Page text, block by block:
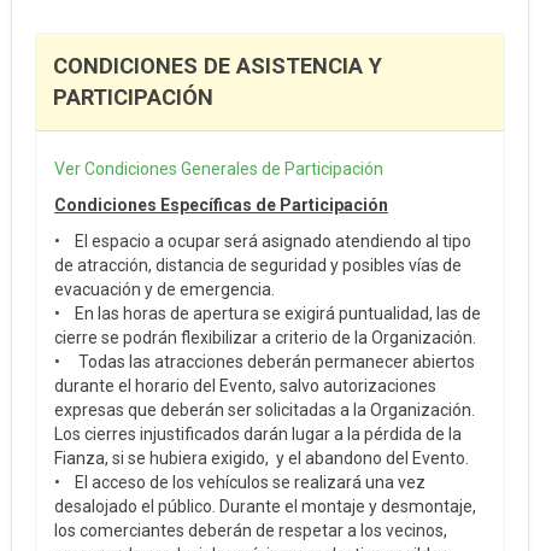
CONDICIONES DE ASISTENCIA Y
PARTICIPACIÓN
Ver Condiciones Generales de Participación
Condiciones Específicas de Participación
• El espacio a ocupar será asignado atendiendo al tipo
de atracción, distancia de seguridad y posibles vías de
evacuación y de emergencia.
• En las horas de apertura se exigirá puntualidad, las de
cierre se podrán flexibilizar a criterio de la Organización.
• Todas las atracciones deberán permanecer abiertos
durante el horario del Evento, salvo autorizaciones
expresas que deberán ser solicitadas a la Organización.
Los cierres injustificados darán lugar a la pérdida de la
Fianza, si se hubiera exigido, y el abandono del Evento.
• El acceso de los vehículos se realizará una vez
desalojado el público. Durante el montaje y desmontaje,
los comerciantes deberán de respetar a los vecinos,